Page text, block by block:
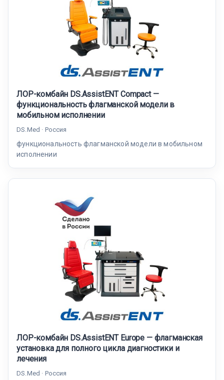
ЛОР-комбайн DS.AssistENT Compact —
функциональность флагманской модели в
мобильном исполнении
DS.Med · Россия
функциональность флагманской модели в мобильном
исполнении
ЛОР-комбайн DS.AssistENT Europe — флагманская
установка для полного цикла диагностики и
лечения
DS.Med · Россия